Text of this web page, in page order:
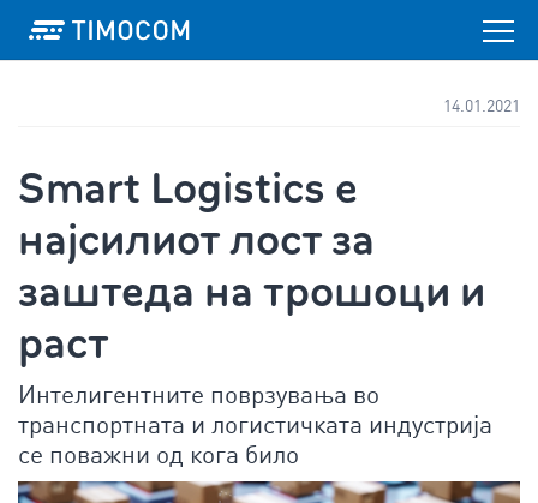
14.01.2021
Smart Logistics е
најсилиот лост за
заштеда на трошоци и
раст
Интелигентните поврзувања во
транспортната и логистичката индустрија
се поважни од кога било